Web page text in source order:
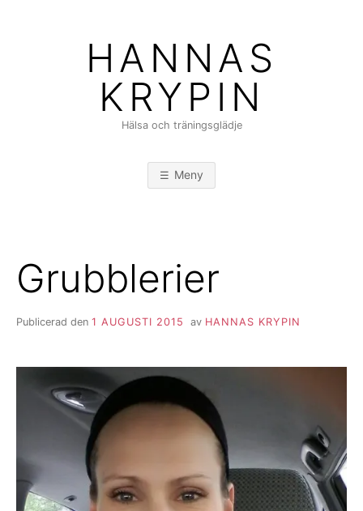
HANNAS
KRYPIN
Hälsa och träningsglädje
Meny
Grubblerier
Publicerad den 1 AUGUSTI 2015 av HANNAS KRYPIN